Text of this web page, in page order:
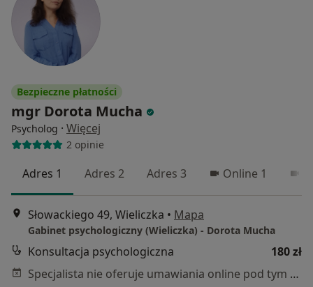
Bezpieczne płatności
mgr Dorota Mucha
Psycholog · Więcej
2 opinie
Adres 1 Adres 2 Adres 3 Online 1
Słowackiego 49, Wieliczka • Mapa
Gabinet psychologiczny (Wieliczka) - Dorota Mucha
Konsultacja psychologiczna
180 zł
Specjalista nie oferuje umawiania online pod tym adresem.